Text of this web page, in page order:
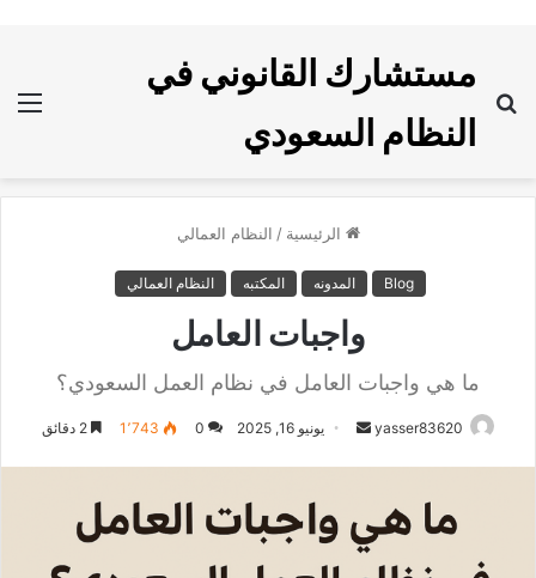
مستشارك القانوني في
النظام السعودي
الرئيسية / النظام العمالي
Blog المدونه المكتبه النظام العمالي
واجبات العامل
ما هي واجبات العامل في نظام العمل السعودي؟
yasser83620
ب
يونيو 16, 2025 0 1٬743